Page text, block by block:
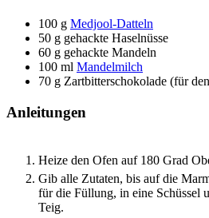
100 g Medjool-Datteln
50 g gehackte Haselnüsse
60 g gehackte Mandeln
100 ml Mandelmilch
70 g Zartbitterschokolade (für
Anleitungen
Heize den Ofen auf 180 Grad
Gib alle Zutaten, bis auf die
für die Füllung, in eine Schüssel
Teig.